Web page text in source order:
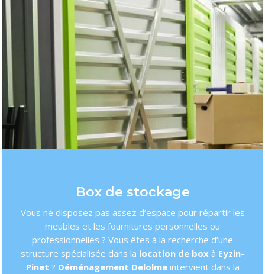
Box de stockage
Vous ne disposez pas assez d’espace pour répartir les
meubles et les fournitures personnelles ou
professionnelles ? Vous êtes à la recherche d’une
structure spécialisée dans la location de box à Eyzin-
Pinet ? Déménagement Delolmeintervient dans la